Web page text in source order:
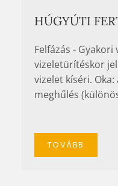
HÚGYÚTI
Felfázás - Gyakori
vizeletürítéskor
vizelet kíséri.
meghűlés
TOVÁBB